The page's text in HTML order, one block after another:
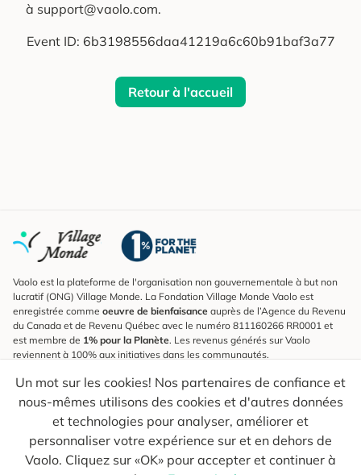
à support@vaolo.com.
Event ID: 6b3198556daa41219a6c60b91baf3a77
Retour à l'accueil
Un mot sur les cookies! Nos partenaires de confiance et
nous-mêmes utilisons des cookies et d'autres données
et technologies pour analyser, améliorer et
personnaliser votre expérience sur et en dehors de
Vaolo. Cliquez sur «OK» pour accepter et continuer à
Vaolo est la plateforme de l'organisation non gouvernementale à but non
lucratif (ONG) Village Monde. La Fondation Village Monde Vaolo est
enregistrée comme oeuvre de bienfaisance auprès de l’Agence du Revenu
du Canada et de Revenu Québec avec le numéro 811160266 RR0001 et
est membre de 1% pour la Planète. Les revenus générés sur Vaolo
reviennent à 100% aux initiatives dans les communautés.
S'inscrire à l'infolettre
Pour connaître les nouveautés, suivre nos explorateurs et recevoir des
astuces pour des voyages plus conscients.
Ton courriel Envoyer